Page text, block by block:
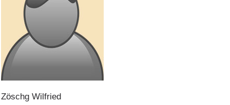
Zöschg Wilfried